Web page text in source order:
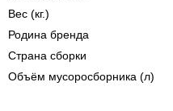
Вес (кг.)
Родина бренда
Страна сборки
Объём мусоросборника (л)